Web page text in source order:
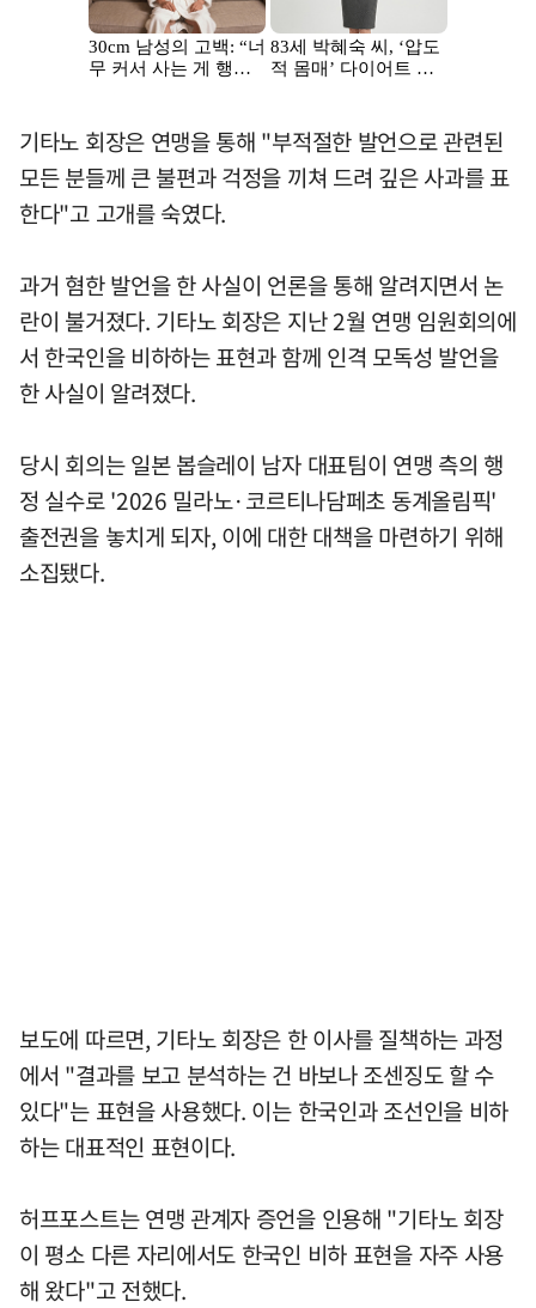
기타노 회장은 연맹을 통해 "부적절한 발언으로 관련된
모든 분들께 큰 불편과 걱정을 끼쳐 드려 깊은 사과를 표
한다"고 고개를 숙였다.
과거 혐한 발언을 한 사실이 언론을 통해 알려지면서 논
란이 불거졌다. 기타노 회장은 지난 2월 연맹 임원회의에
서 한국인을 비하하는 표현과 함께 인격 모독성 발언을
한 사실이 알려졌다.
당시 회의는 일본 봅슬레이 남자 대표팀이 연맹 측의 행
정 실수로 '2026 밀라노·코르티나담페초 동계올림픽'
출전권을 놓치게 되자, 이에 대한 대책을 마련하기 위해
소집됐다.
보도에 따르면, 기타노 회장은 한 이사를 질책하는 과정
에서 "결과를 보고 분석하는 건 바보나 조센징도 할 수
있다"는 표현을 사용했다. 이는 한국인과 조선인을 비하
하는 대표적인 표현이다.
허프포스트는 연맹 관계자 증언을 인용해 "기타노 회장
이 평소 다른 자리에서도 한국인 비하 표현을 자주 사용
해 왔다"고 전했다.